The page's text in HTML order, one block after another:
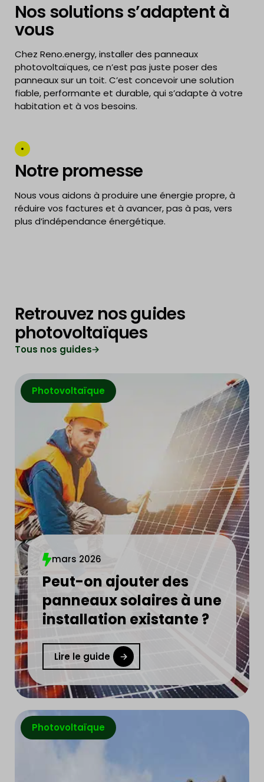
Nos solutions s’adaptent à
vous
Chez Reno.energy, installer des panneaux
photovoltaïques, ce n’est pas juste poser des
panneaux sur un toit. C’est concevoir une solution
fiable, performante et durable, qui s’adapte à votre
habitation et à vos besoins.
Notre promesse
Nous vous aidons à produire une énergie propre, à
réduire vos factures et à avancer, pas à pas, vers
plus d’indépendance énergétique.
Retrouvez nos guides
photovoltaïques
Tous nos guides
Photovoltaïque
mars 2026
Peut-on ajouter des
panneaux solaires à une
installation existante ?
Lire le guide
Photovoltaïque